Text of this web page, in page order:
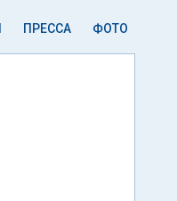
ПРЕССА ФОТО